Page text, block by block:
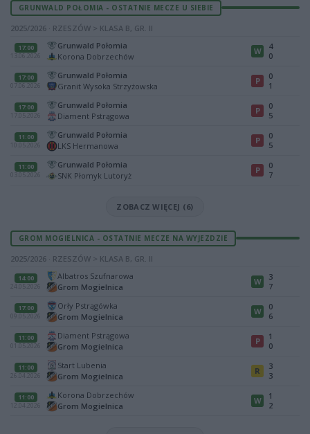
GRUNWALD POŁOMIA - OSTATNIE MECZE U SIEBIE
2025/2026 · RZESZÓW > KLASA B, GR. II
17:00
Grunwald Połomia
Korona Dobrzechów
W
4
0
17:00
07.06.2026
Grunwald Połomia
Granit Wysoka Strzyżowska
P
0
1
17:00
17.05.2026
Grunwald Połomia
Diament Pstrągowa
P
0
5
11:00
Grunwald Połomia
LKS Hermanowa
P
0
5
11:00
Grunwald Połomia
SNK Płomyk Lutoryż
P
0
7
ZOBACZ WIĘCEJ (6)
GROM MOGIELNICA - OSTATNIE MECZE NA WYJEZDZIE
2025/2026 · RZESZÓW > KLASA B, GR. II
14:00
24.05.2026
Albatros Szufnarowa
Grom Mogielnica
W
3
7
17:00
Orły Pstrągówka
Grom Mogielnica
W
0
6
11:00
Diament Pstrągowa
Grom Mogielnica
P
1
0
11:00
26.04.2026
Start Lubenia
Grom Mogielnica
R
3
3
11:00
12.04.2026
Korona Dobrzechów
Grom Mogielnica
W
1
2